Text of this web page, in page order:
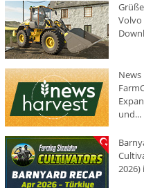
Volvo
und...
2026)